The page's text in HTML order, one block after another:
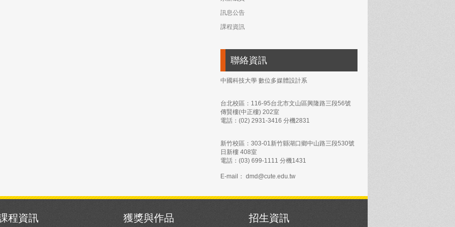
訊息公告
課程資訊
聯絡資訊
中國科技大學 數位多媒體設計系
台北校區：116-95台北市文山區興隆路三段56號
傳賢樓(中正樓) 202室
電話：(02) 2931-3416 分機2831
新竹校區：303-01新竹縣湖口鄉中山路三段530號
日新樓 408室
電話：(03) 699-1111 分機1431
E-mail： dmd@cute.edu.tw
程資訊 獲獎與作品 招生資訊